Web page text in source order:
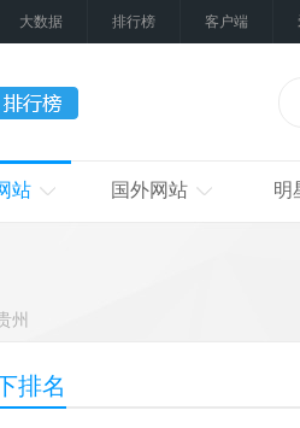
大数据 排行榜 客户端
站 国外网站 明
州
排名